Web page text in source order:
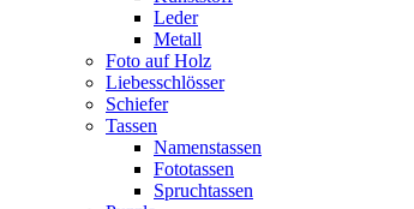
Leder
Metall
Foto auf Holz
Liebesschlösser
Schiefer
Tassen
Namenstassen
Fototassen
Spruchtassen